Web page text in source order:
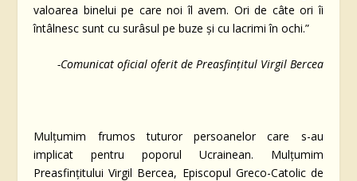
valoarea binelui pe care noi îl avem. Ori de câte ori îi
întâlnesc sunt cu surâsul pe buze și cu lacrimi în ochi.”
-Comunicat oficial oferit de Preasfințitul Virgil Bercea
Mulțumim frumos tuturor persoanelor care s-au
implicat pentru poporul Ucrainean. Mulțumim
Preasfințitului Virgil Bercea, Episcopul Greco-Catolic de